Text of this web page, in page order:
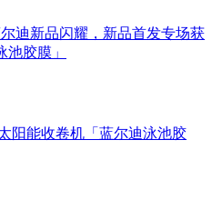
迪新品闪耀，新品首发专场获
胶膜」
阳能收卷机「蓝尔迪泳池胶